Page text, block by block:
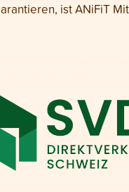
ist ANiFiT